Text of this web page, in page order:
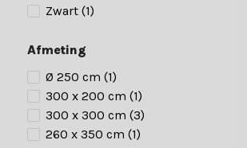
Zwart (1)
Afmeting
Ø 250 cm (1)
300 x 200 cm (1)
300 x 300 cm (3)
260 x 350 cm (1)